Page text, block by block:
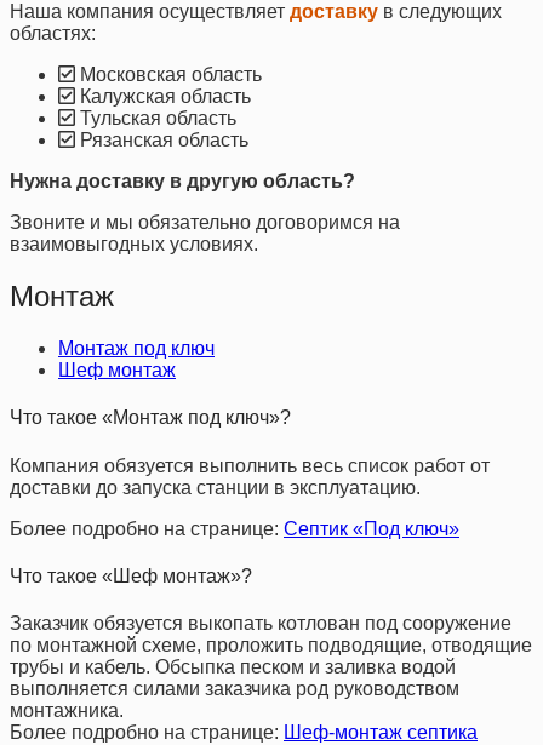
Наша компания осуществляет доставку в следующих
областях:
Московская область
Калужская область
Тульская область
Рязанская область
Нужна доставку в другую область?
Звоните и мы обязательно договоримся на
взаимовыгодных условиях.
Монтаж
Монтаж под ключ
Шеф монтаж
Что такое «Монтаж под ключ»?
Компания обязуется выполнить весь список работ от
доставки до запуска станции в эксплуатацию.
Более подробно на странице: Септик «Под ключ»
Что такое «Шеф монтаж»?
Заказчик обязуется выкопать котлован под сооружение
по монтажной схеме, проложить подводящие, отводящие
трубы и кабель. Обсыпка песком и заливка водой
выполняется силами заказчика род руководством
монтажника.
Более подробно на странице: Шеф-монтаж септика